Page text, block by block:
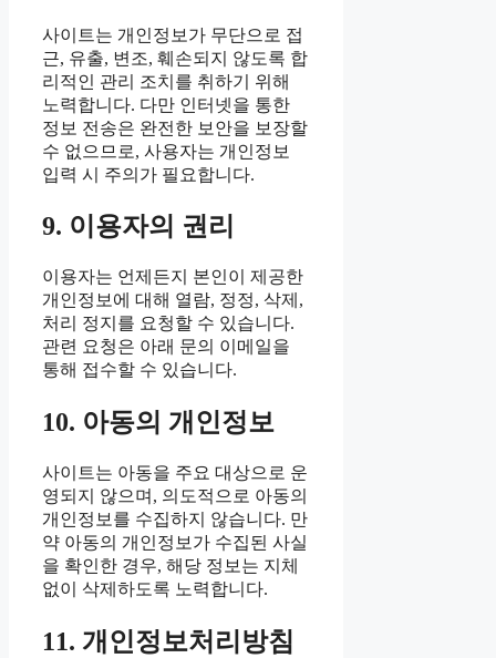
사이트는 개인정보가 무단으로 접
근, 유출, 변조, 훼손되지 않도록 합
리적인 관리 조치를 취하기 위해
노력합니다. 다만 인터넷을 통한
정보 전송은 완전한 보안을 보장할
수 없으므로, 사용자는 개인정보
입력 시 주의가 필요합니다.
9. 이용자의 권리
이용자는 언제든지 본인이 제공한
개인정보에 대해 열람, 정정, 삭제,
처리 정지를 요청할 수 있습니다.
관련 요청은 아래 문의 이메일을
통해 접수할 수 있습니다.
10. 아동의 개인정보
사이트는 아동을 주요 대상으로 운
영되지 않으며, 의도적으로 아동의
개인정보를 수집하지 않습니다. 만
약 아동의 개인정보가 수집된 사실
을 확인한 경우, 해당 정보는 지체
없이 삭제하도록 노력합니다.
11. 개인정보처리방침